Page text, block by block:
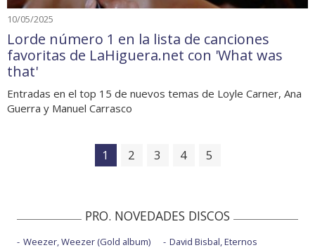
10/05/2025
Lorde número 1 en la lista de canciones
favoritas de LaHiguera.net con 'What was
that'
Entradas en el top 15 de nuevos temas de Loyle Carner, Ana
Guerra y Manuel Carrasco
1 2 3 4 5
PRO. NOVEDADES DISCOS
Weezer, Weezer (Gold album)
David Bisbal, Eternos